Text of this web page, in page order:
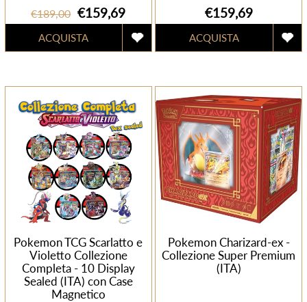
€189,00 €159,69 €159,69
Pokemon TCG Scarlatto e
Violetto Collezione
Completa - 10 Display
Sealed (ITA) con Case
Magnetico
Pokemon Charizard-ex -
Collezione Super Premium
(ITA)